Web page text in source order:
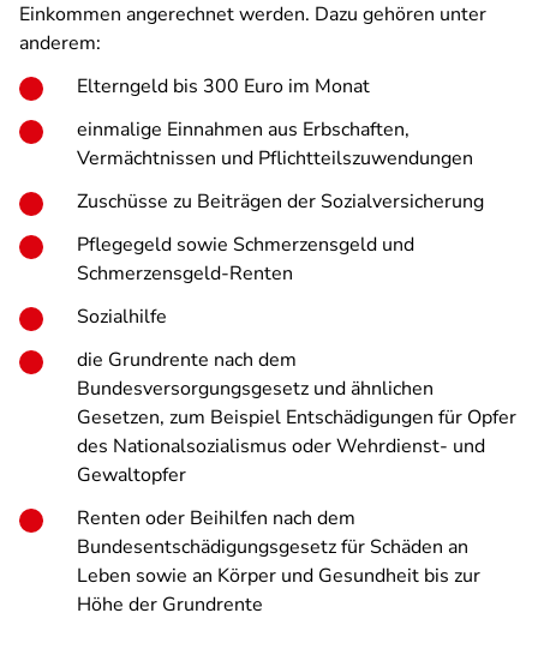
Einkommen angerechnet werden. Dazu gehören unter
anderem:
Elterngeld bis 300 Euro im Monat
einmalige Einnahmen aus Erbschaften,
Vermächtnissen und Pflichtteilszuwendungen
Zuschüsse zu Beiträgen der Sozialversicherung
Pflegegeld sowie Schmerzensgeld und
Schmerzensgeld-Renten
Sozialhilfe
die Grundrente nach dem
Bundesversorgungsgesetz und ähnlichen
Gesetzen, zum Beispiel Entschädigungen für Opfer
des Nationalsozialismus oder Wehrdienst- und
Gewaltopfer
Renten oder Beihilfen nach dem
Bundesentschädigungsgesetz für Schäden an
Leben sowie an Körper und Gesundheit bis zur
Höhe der Grundrente